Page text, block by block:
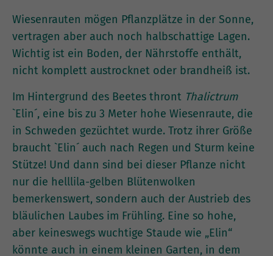
Wiesenrauten mögen Pflanzplätze in der Sonne,
vertragen aber auch noch halbschattige Lagen.
Wichtig ist ein Boden, der Nährstoffe enthält,
nicht komplett austrocknet oder brandheiß ist.
Im Hintergrund des Beetes thront Thalictrum
`Elin´, eine bis zu 3 Meter hohe Wiesenraute, die
in Schweden gezüchtet wurde. Trotz ihrer Größe
braucht `Elin´ auch nach Regen und Sturm keine
Stütze! Und dann sind bei dieser Pflanze nicht
nur die helllila-gelben Blütenwolken
bemerkenswert, sondern auch der Austrieb des
bläulichen Laubes im Frühling. Eine so hohe,
aber keineswegs wuchtige Staude wie „Elin“
könnte auch in einem kleinen Garten, in dem